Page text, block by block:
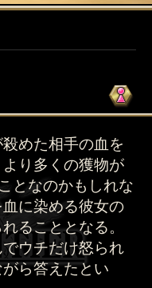
めた相手の血を
り多くの獲物が
となのかもしれな
に染める彼女の
ることとなる。
ウチだけ怒られ
ら答えたとい